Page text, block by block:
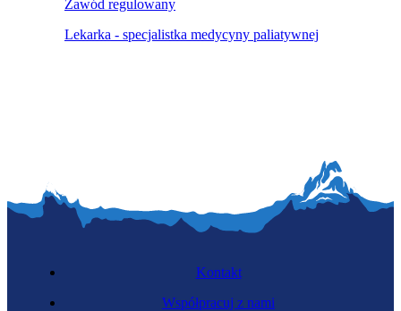
Zawód regulowany
Lekarka - specjalistka medycyny paliatywnej
Kontakt
Współpracuj z nami